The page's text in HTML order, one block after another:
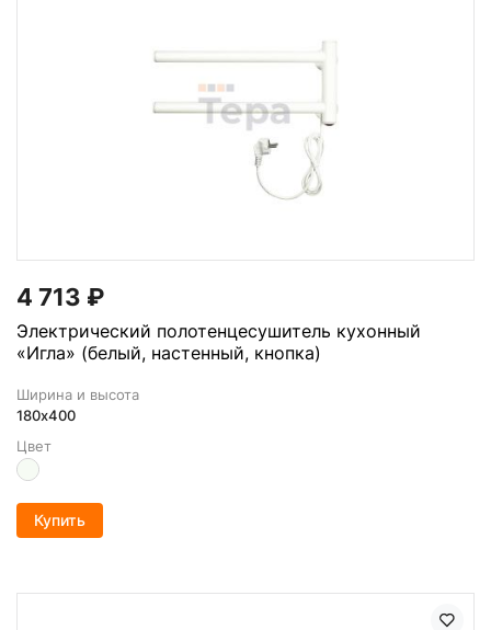
4 713 ₽
Электрический полотенцесушитель кухонный
«Игла» (белый, настенный, кнопка)
Ширина и высота
180х400
Цвет
Купить